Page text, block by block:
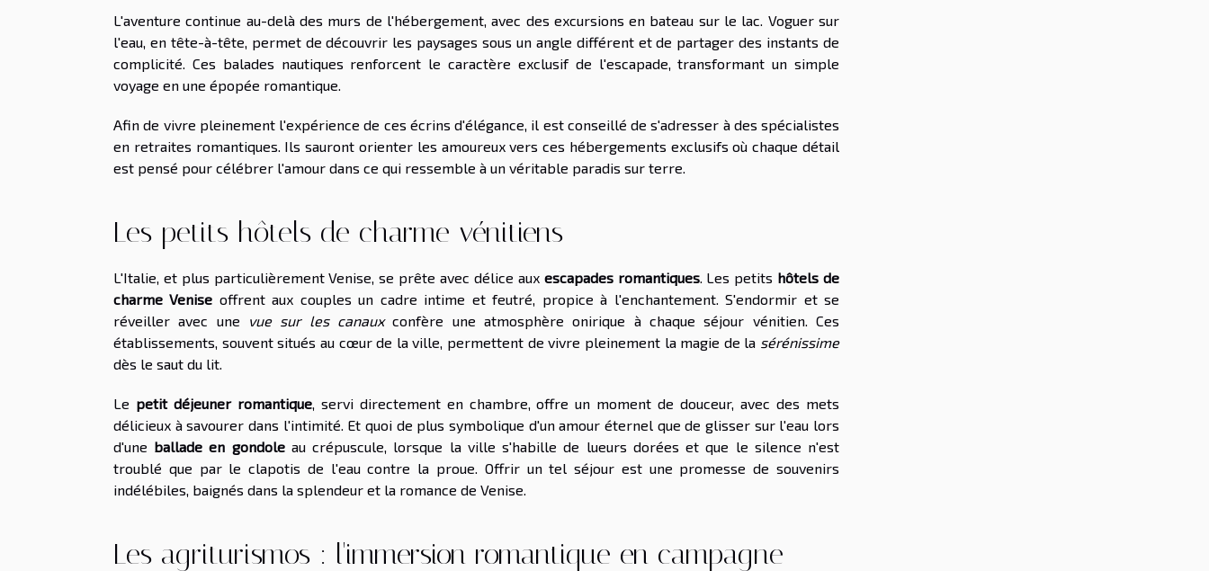
L'aventure continue au-delà des murs de l'hébergement, avec des excursions en bateau sur le lac. Voguer sur
l'eau, en tête-à-tête, permet de découvrir les paysages sous un angle différent et de partager des instants de
complicité. Ces balades nautiques renforcent le caractère exclusif de l'escapade, transformant un simple
voyage en une épopée romantique.
Afin de vivre pleinement l'expérience de ces écrins d'élégance, il est conseillé de s'adresser à des spécialistes
en retraites romantiques. Ils sauront orienter les amoureux vers ces hébergements exclusifs où chaque détail
est pensé pour célébrer l'amour dans ce qui ressemble à un véritable paradis sur terre.
Les petits hôtels de charme vénitiens
L'Italie, et plus particulièrement Venise, se prête avec délice aux escapades romantiques. Les petits hôtels de
charme Venise offrent aux couples un cadre intime et feutré, propice à l'enchantement. S'endormir et se
réveiller avec une
vue sur les canauxconfère une atmosphère onirique à chaque séjour vénitien. Ces
établissements, souvent situés au cœur de la ville, permettent de vivre pleinement la magie de la sérénissime
dès le saut du lit.
Le petit déjeuner romantique, servi directement en chambre, offre un moment de douceur, avec des mets
délicieux à savourer dans l'intimité. Et quoi de plus symbolique d'un amour éternel que de glisser sur l'eau lors
d'une ballade en gondoleau crépuscule, lorsque la ville s'habille de lueurs dorées et que le silence n'est
troublé que par le clapotis de l'eau contre la proue. Offrir un tel séjour est une promesse de souvenirs
indélébiles, baignés dans la splendeur et la romance de Venise.
Les agriturismos : l'immersion romantique en campagne